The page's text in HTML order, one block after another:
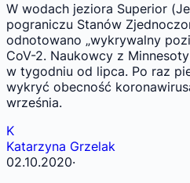
W wodach jeziora Superior
pograniczu Stanów
odnotowano „wykrywalny
CoV-2. Naukowcy z
w tygodniu od lipca. Po raz
wykryć obecność
września.
K
Katarzyna Grzelak
02.10.2020·